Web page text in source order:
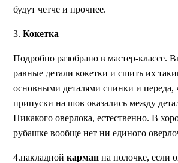
будут четче и прочнее.
3. Кокетка
Подробно разобрано в мастер-классе.
равные детали кокетки и сшить их
основными деталями спинки и переда,
припуски на шов оказались между
Никакого оверлока, естественно. В
рубашке вообще нет ни единого
4.накладной карман на полочке, если